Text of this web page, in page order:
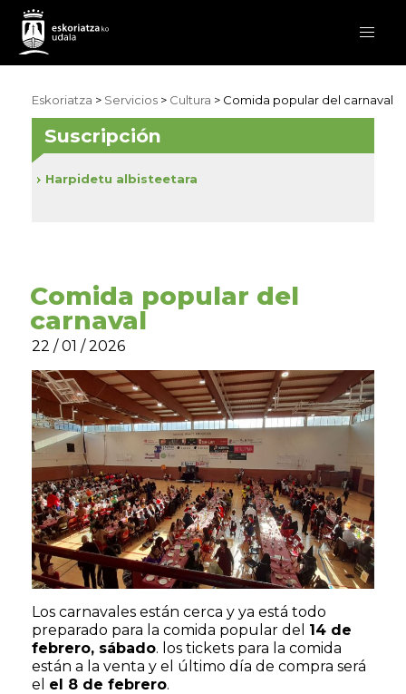
Eskoriatza > Servicios > Cultura > Comida popular del carnaval
Comida popular del
carnaval
22 / 01 / 2026
Los carnavales están cerca y ya está todo
preparado para la comida popular del 14 de
febrero, sábado. los tickets para la comida
están a la venta y el último día de compra será
el el 8 de febrero.
Suscripción
Harpidetu albisteetara